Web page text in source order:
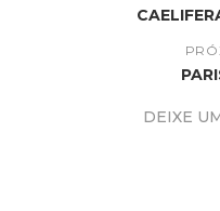
DEIXE